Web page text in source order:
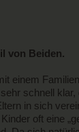
von Beiden.
einem
schnell klar,
in sich
oft eine